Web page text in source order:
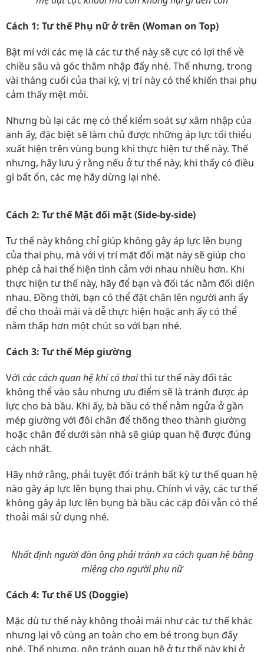
Cách 1: Tư thế Phụ nữ ở trên (Woman on Top)
Bật mí với các mẹ là các tư thế này sẽ cực có lợi thế về
chiều sâu và góc thâm nhập đấy nhé. Thế nhưng, trong
vài tháng cuối của thai kỳ, vị trí này có thể khiến thai phụ
cảm thấy mệt mỏi.
Nhưng bù lại các mẹ có thể kiểm soát sự xâm nhập của
anh ấy, đặc biệt sẽ làm chủ được những áp lực tối thiểu
xuất hiện trên vùng bụng khi thực hiện tư thế này. Thế
nhưng, hãy lưu ý rằng nếu ở tư thế này, khi thấy có điều
gì bất ổn, các mẹ hãy dừng lại nhé.
Cách 2: Tư thế Mặt đối mặt (Side-by-side)
Tư thế này không chỉ giúp không gây áp lực lên bụng
của thai phụ, mà với vị trí mặt đối mặt này sẽ giúp cho
phép cả hai thể hiện tình cảm với nhau nhiều hơn. Khi
thực hiện tư thế này, hãy để bạn và đối tác nằm đối diện
nhau. Đồng thời, bạn có thể đặt chân lên người anh ấy
để cho thoải mái và dễ thực hiện hoặc anh ấy có thể
nằm thấp hơn một chút so với bạn nhé.
Cách 3: Tư thế Mép giường
Với các cách quan hệ khi có thaithì tư thế này đối tác
không thể vào sâu nhưng ưu điểm sẽ là tránh được áp
lực cho bà bầu. Khi ấy, bà bầu có thể nằm ngửa ở gần
mép giường với đôi chân để thõng theo thành giường
hoặc chân để dưới sàn nhà sẽ giúp quan hệ được đúng
cách nhất.
Hãy nhớ rằng, phải tuyệt đối tránh bất kỳ tư thế quan hệ
nào gây áp lực lên bụng thai phụ. Chính vì vậy, các tư thế
không gây áp lực lên bụng bà bầu các cặp đôi vẫn có thể
thoải mái sử dụng nhé.
Nhất định người đàn ông phải tránh xa cách quan hệ bằng
miệng cho người phụ nữ
Cách 4: Tư thế US (Doggie)
Mặc dù tư thế này không thoải mái như các tư thế khác
nhưng lại vô cùng an toàn cho em bé trong bụn đấy
nhé. Thế nhưng, nên tránh quan hệ ở tư thế này khi ở